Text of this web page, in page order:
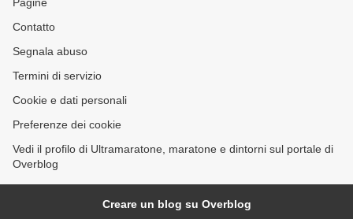
Contatto
Segnala abuso
Termini di servizio
Cookie e dati personali
Preferenze dei cookie
Vedi il profilo di Ultramaratone, maratone e dintorni sul portale di
Overblog
Creare un blog su Overblog